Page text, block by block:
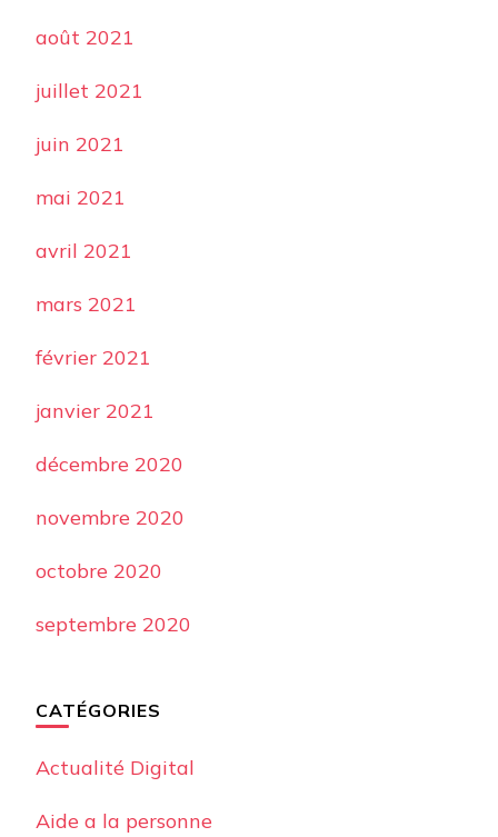
août 2021
juillet 2021
juin 2021
mai 2021
avril 2021
mars 2021
février 2021
janvier 2021
décembre 2020
novembre 2020
octobre 2020
septembre 2020
CATÉGORIES
Actualité Digital
Aide a la personne